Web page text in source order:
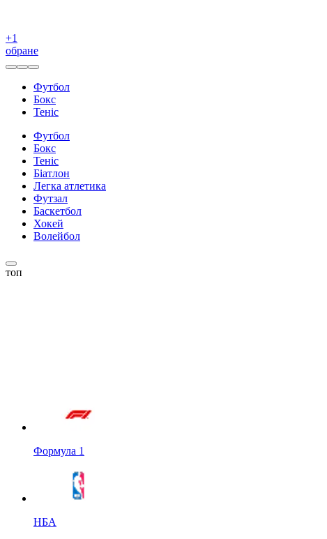
+1
обране
Футбол
Бокс
Теніс
Футбол
Бокс
Теніс
Біатлон
Легка атлетика
Футзал
Баскетбол
Хокей
Волейбол
топ
Формула 1
НБА